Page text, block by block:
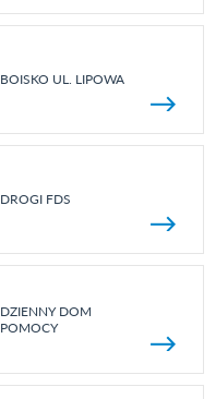
BOISKO UL. LIPOWA
DROGI FDS
DZIENNY DOM
POMOCY